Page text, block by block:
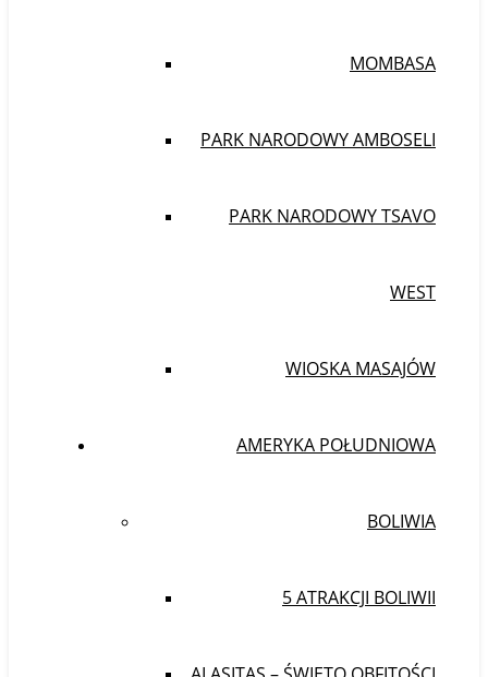
MOMBASA
PARK NARODOWY AMBOSELI
PARK NARODOWY TSAVO
WEST
WIOSKA MASAJÓW
AMERYKA POŁUDNIOWA
BOLIWIA
5 ATRAKCJI BOLIWII